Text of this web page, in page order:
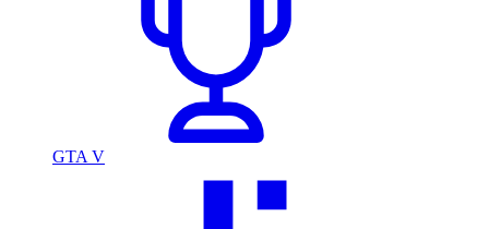
GTA V